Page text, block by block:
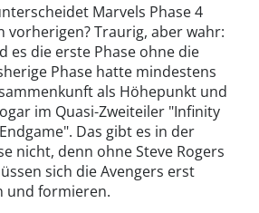
Marvels Phase 4
vorherigen? Traurig, aber wahr:
es die erste Phase ohne die
Phase hatte mindestens
als Höhepunkt und
im Quasi-Zweiteiler "Infinity
Das gibt es in der
nicht, denn ohne Steve Rogers
sich die Avengers erst
und formieren.